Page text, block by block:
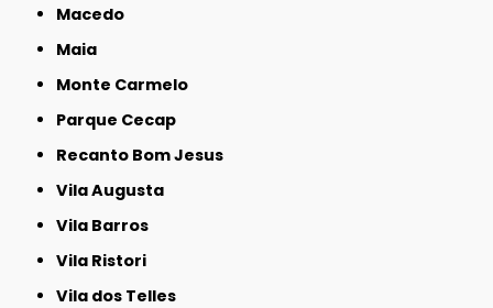
Macedo
Maia
Monte Carmelo
Parque Cecap
Recanto Bom Jesus
Vila Augusta
Vila Barros
Vila Ristori
Vila dos Telles